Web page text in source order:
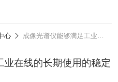
心 成像光谱仪能够满足工业在线的长期使用的稳定性需求
业在线的长期使用的稳定